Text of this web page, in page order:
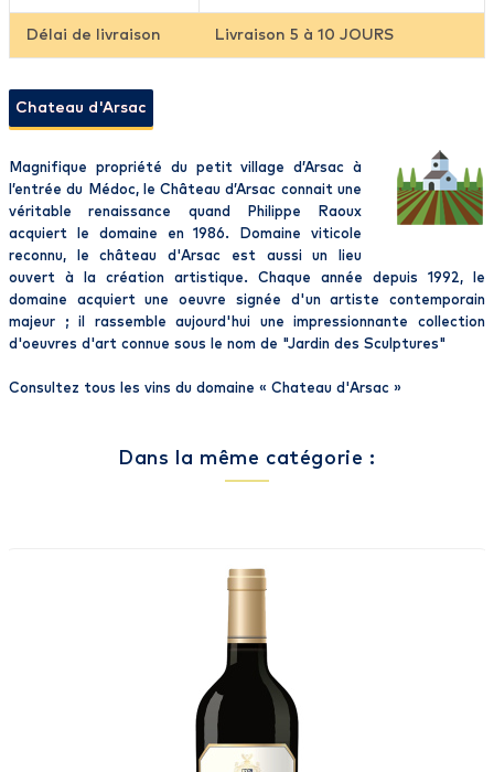
Délai de livraison Livraison 5 à 10 JOURS
Chateau d'Arsac
Magnifique propriété du petit village d’Arsac à
l’entrée du Médoc, le Château d’Arsac connait une
véritable renaissance quand Philippe Raoux
acquiert le domaine en 1986. Domaine viticole
reconnu, le château d'Arsac est aussi un lieu
ouvert à la création artistique. Chaque année depuis 1992, le
domaine acquiert une oeuvre signée d'un artiste contemporain
majeur ; il rassemble aujourd'hui une impressionnante collection
d'oeuvres d'art connue sous le nom de "Jardin des Sculptures"
Consultez tous les vins du domaine « Chateau d'Arsac »
Dans la même catégorie :